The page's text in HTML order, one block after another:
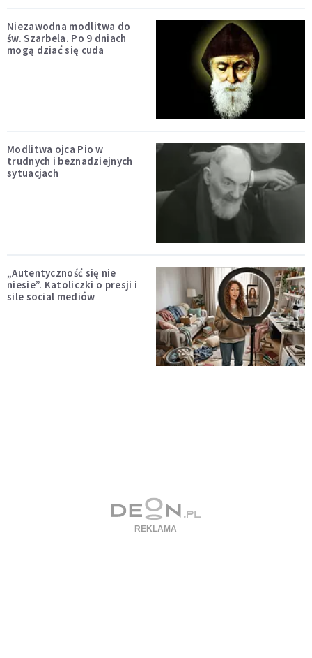
Niezawodna modlitwa do
św. Szarbela. Po 9 dniach
mogą dziać się cuda
Modlitwa ojca Pio w
trudnych i beznadziejnych
sytuacjach
„Autentyczność się nie
niesie”. Katoliczki o presji i
sile social mediów